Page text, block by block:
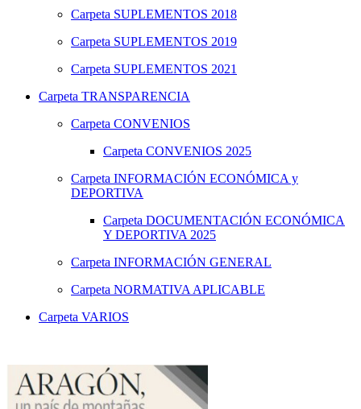
Carpeta SUPLEMENTOS 2018
Carpeta SUPLEMENTOS 2019
Carpeta SUPLEMENTOS 2021
Carpeta TRANSPARENCIA
Carpeta CONVENIOS
Carpeta CONVENIOS 2025
Carpeta INFORMACIÓN ECONÓMICA y
DEPORTIVA
Carpeta DOCUMENTACIÓN ECONÓMICA
Y DEPORTIVA 2025
Carpeta INFORMACIÓN GENERAL
Carpeta NORMATIVA APLICABLE
Carpeta VARIOS